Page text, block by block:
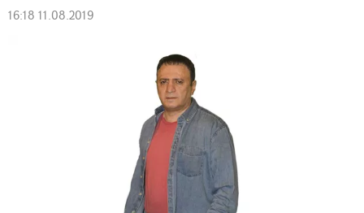
16:18 11.08.2019